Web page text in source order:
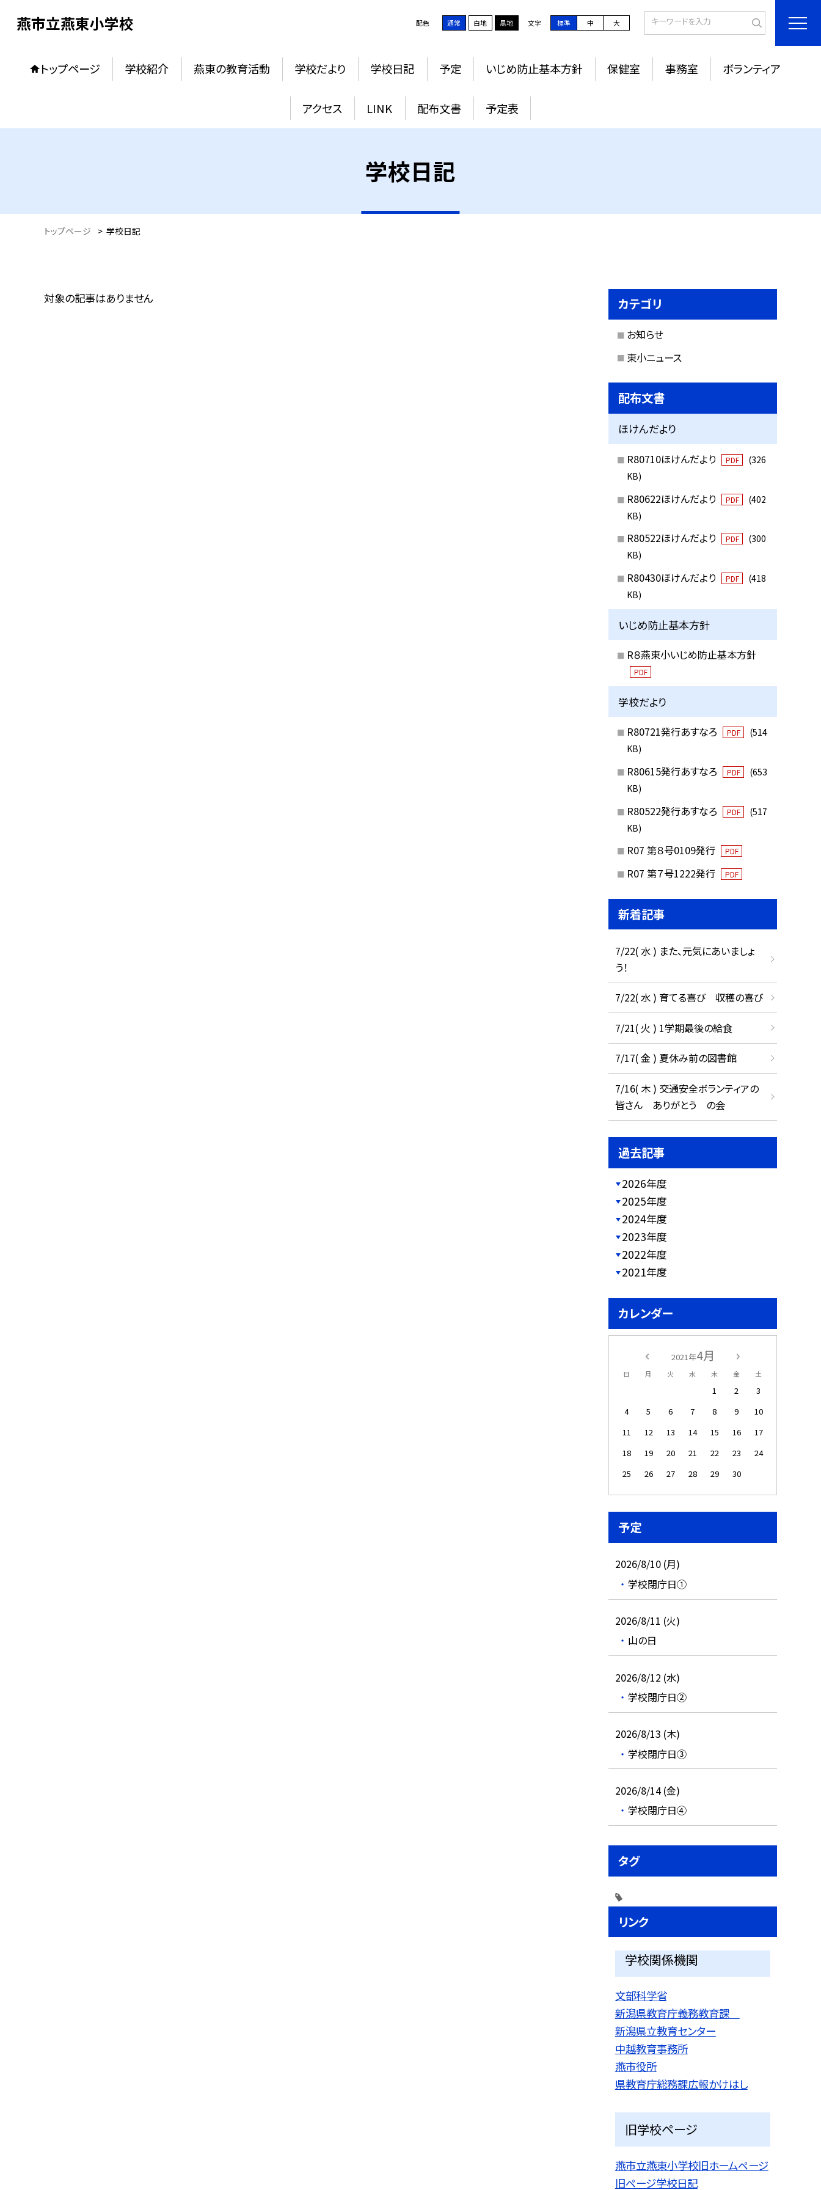
燕市立燕東小学校 配色 通常 白地 黒地 文字 標準 中 大
トップページ 学校紹介 燕東の教育活動 学校だより 学校日記 予定 いじめ防止基本方針 保健室 事務室 ボランティア
アクセス LINK 配布文書 予定表
学校日記
トップページ > 学校日記
対象の記事はありません カテゴリ
お知らせ
東小ニュース
配布文書
ほけんだより
R80710ほけんだより PDF
(326
KB)
R80622ほけんだより PDF
(402
KB)
R80522ほけんだより PDF
(300
KB)
R80430ほけんだより PDF
(418
KB)
いじめ防止基本方針
R８燕東小いじめ防止基本方針
PDF
学校だより
R80721発行あすなろ PDF
(514
KB)
R80615発行あすなろ PDF
(653
KB)
R80522発行あすなろ PDF
(517
KB)
R07 第８号0109発行 PDF
R07 第７号1222発行 PDF
新着記事
7/22( 水 ) また、元気にあいましょ
う！
7/22( 水 ) 育てる喜び 収穫の喜び
7/21( 火 ) 1学期最後の給食
7/17( 金 ) 夏休み前の図書館
7/16( 木 ) 交通安全ボランティアの
皆さん ありがとう の会
過去記事
2026年度
2025年度
2024年度
2023年度
2022年度
2021年度
カレンダー
2021年4月
日 月 火 水 木 金 土
1 2
3
4
5 6 7 8 9
10
11
12 13 14 15 16
17
18
19 20 21 22 23
24
25
26 27 28 29 30
予定
2026/8/10 (月)
学校閉庁日①
2026/8/11 (火)
山の日
2026/8/12 (水)
学校閉庁日②
2026/8/13 (木)
学校閉庁日③
2026/8/14 (金)
学校閉庁日④
タグ
リンク
学校関係機関
文部科学省
新潟県教育庁義務教育課
新潟県立教育センター
中越教育事務所
燕市役所
県教育庁総務課広報かけはし
旧学校ページ
燕市立燕東小学校旧ホームページ
旧ページ学校日記